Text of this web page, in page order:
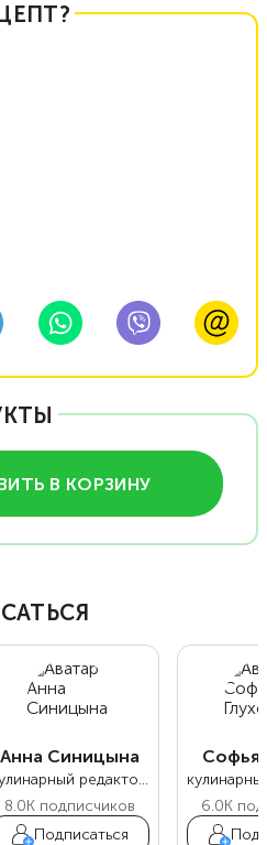
В КОРЗИНУ
Анна Синицына
кулинарный редактор Food.ru
8.0K подписчиков
Подписаться
Софья
6.0K